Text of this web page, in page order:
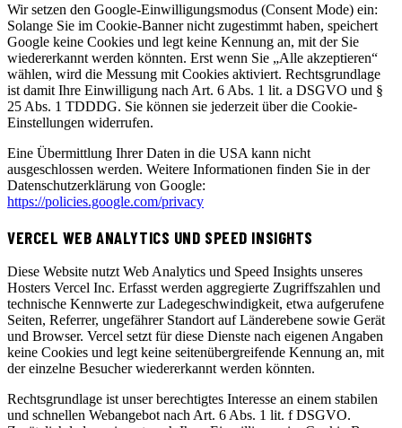
Wir setzen den Google-Einwilligungsmodus (Consent Mode) ein:
Solange Sie im Cookie-Banner nicht zugestimmt haben, speichert
Google keine Cookies und legt keine Kennung an, mit der Sie
wiedererkannt werden könnten. Erst wenn Sie „Alle akzeptieren“
wählen, wird die Messung mit Cookies aktiviert. Rechtsgrundlage
ist damit Ihre Einwilligung nach Art. 6 Abs. 1 lit. a DSGVO und §
25 Abs. 1 TDDDG. Sie können sie jederzeit über die Cookie-
Einstellungen widerrufen.
Eine Übermittlung Ihrer Daten in die USA kann nicht
ausgeschlossen werden. Weitere Informationen finden Sie in der
Datenschutzerklärung von Google:
https://policies.google.com/privacy
VERCEL WEB ANALYTICS UND SPEED INSIGHTS
Diese Website nutzt Web Analytics und Speed Insights unseres
Hosters Vercel Inc. Erfasst werden aggregierte Zugriffszahlen und
technische Kennwerte zur Ladegeschwindigkeit, etwa aufgerufene
Seiten, Referrer, ungefährer Standort auf Länderebene sowie Gerät
und Browser. Vercel setzt für diese Dienste nach eigenen Angaben
keine Cookies und legt keine seitenübergreifende Kennung an, mit
der einzelne Besucher wiedererkannt werden könnten.
Rechtsgrundlage ist unser berechtigtes Interesse an einem stabilen
und schnellen Webangebot nach Art. 6 Abs. 1 lit. f DSGVO.